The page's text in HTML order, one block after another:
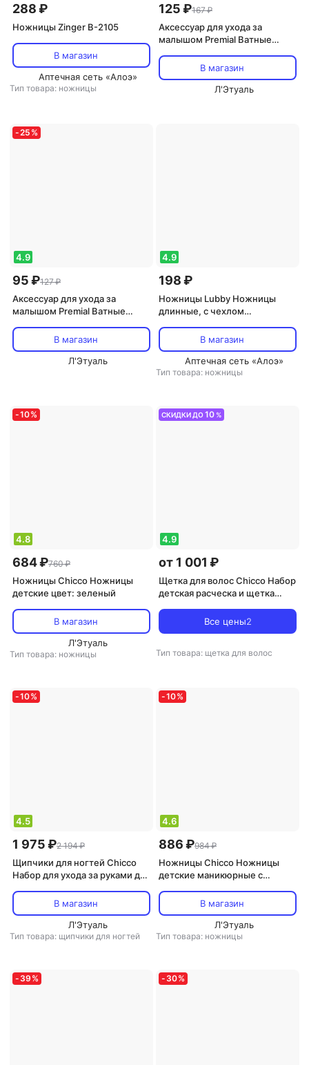
288 ₽
Ножницы Zinger B-2105
В магазин
Аптечная сеть «Алоэ»
Тип товара: ножницы
125 ₽167 ₽
Аксессуар для ухода за
малышом Premial Ватные
В магазин
Л'Этуаль
-25 %
4.9
95 ₽127 ₽
Аксессуар для ухода за
малышом Premial Ватные
В магазин
Л'Этуаль
4.9
198 ₽
Ножницы Lubby Ножницы
длинные, с чехлом
В магазин
Аптечная сеть «Алоэ»
Тип товара: ножницы
-10%
4.8
684 ₽760 ₽
Ножницы Chicco Ножницы
детские цвет: зеленый
В магазин
Л'Этуаль
Тип товара: ножницы
СКИДКИ ДО10 %
4.9
от 1 001 ₽
Щетка для волос Chicco Набор
детская расческа и щетка
Все цены2
Тип товара: щетка для волос
-10%
4.5
1 975 ₽2 194 ₽
Щипчики для ногтей Chicco
Набор для ухода за руками для
В магазин
Л'Этуаль
Тип товара: щипчики для ногтей
-10%
4.6
886 ₽984 ₽
Ножницы Chicco Ножницы
детские маникюрные с
В магазин
Л'Этуаль
Тип товара: ножницы
- 39 % - 30%